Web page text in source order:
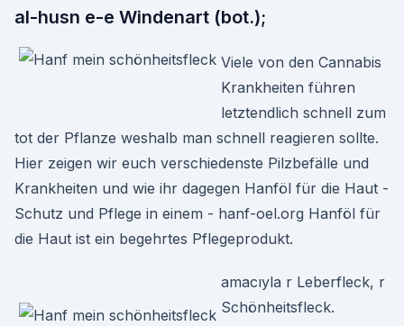
al-husn e-e Windenart (bot.);
Viele von den Cannabis
Krankheiten führen
letztendlich schnell zum
tot der Pflanze weshalb man schnell reagieren sollte.
Hier zeigen wir euch verschiedenste Pilzbefälle und
Krankheiten und wie ihr dagegen Hanföl für die Haut -
Schutz und Pflege in einem - hanf-oel.org Hanföl für
die Haut ist ein begehrtes Pflegeprodukt.
amacıyla r Leberfleck, r
Schönheitsfleck.